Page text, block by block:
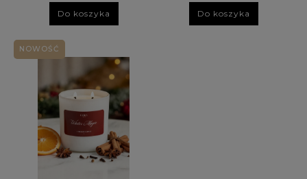
Do koszyka Do koszyka
NOWOŚĆ